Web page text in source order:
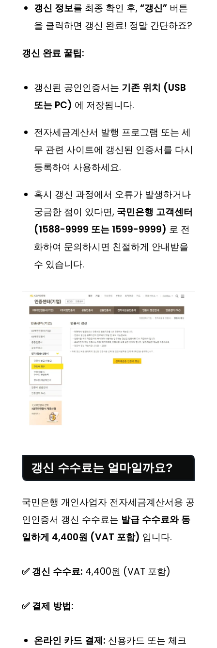
갱신 정보를 최종 확인 후, “갱신” 버튼
을 클릭하면 갱신 완료! 정말 간단하죠?
갱신 완료 꿀팁:
갱신된 공인인증서는 기존 위치 (USB
또는 PC) 에 저장됩니다.
전자세금계산서 발행 프로그램 또는 세
무 관련 사이트에 갱신된 인증서를 다시
등록하여 사용하세요.
혹시 갱신 과정에서 오류가 발생하거나
궁금한 점이 있다면, 국민은행 고객센터
(1588-9999 또는 1599-9999) 로 전
화하여 문의하시면 친절하게 안내받을
수 있습니다.
갱신 수수료는 얼마일까요?
국민은행 개인사업자 전자세금계산서용 공
인인증서 갱신 수수료는 발급 수수료와 동
일하게 4,400원 (VAT 포함) 입니다.
✅ 갱신 수수료: 4,400원 (VAT 포함)
✅ 결제 방법:
온라인 카드 결제: 신용카드 또는 체크